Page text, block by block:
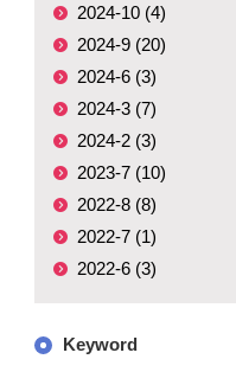
2024-10 (4)
2024-9 (20)
2024-6 (3)
2024-3 (7)
2024-2 (3)
2023-7 (10)
2022-8 (8)
2022-7 (1)
2022-6 (3)
Keyword